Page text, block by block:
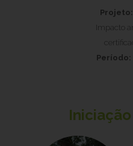
Projeto:
Impacto
Período: